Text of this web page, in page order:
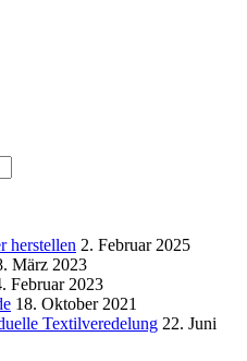
herstellen 2. Februar 2025
März 2023
Februar 2023
18. Oktober 2021
Textilveredelung 22. Juni